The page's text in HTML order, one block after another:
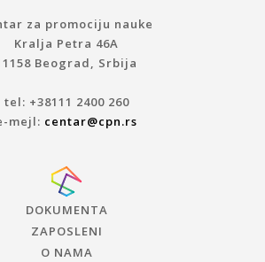
za promociju nauke
Kralja Petra 46A
Beograd, Srbija
tel: +38111 2400 260
mejl: centar@cpn.rs
DOKUMENTA
ZAPOSLENI
O NAMA